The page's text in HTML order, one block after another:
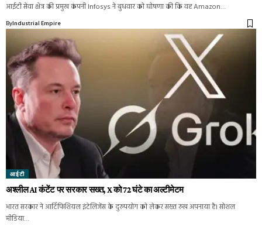
आईटी सेवा क्षेत्र की प्रमुख कंपनी Infosys ने बुधवार को घोषणा की कि वह Amazon…
ByIndustrial Empire
आईटी
अश्लील AI कंटेंट पर सरकार सख्त, X को 72 घंटे का अल्टीमेटम
भारत सरकार ने आर्टिफिशियल इंटेलिजेंस के दुरुपयोग को लेकर सख्त रुख अपनाया है। सोशल
मीडिया…